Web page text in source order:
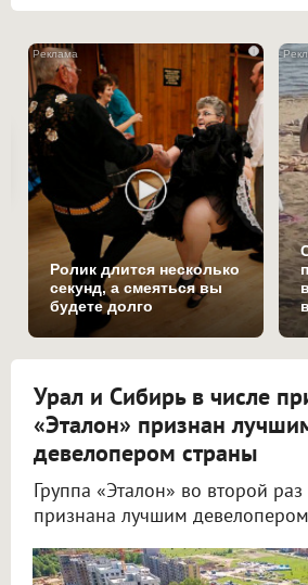
i
Ролик длится несколько
секунд, а смеяться вы
будете долго
Урал и Сибирь в числе
«Эталон» признан
девелопером страны
Группа «Эталон» во второй
признана лучшим